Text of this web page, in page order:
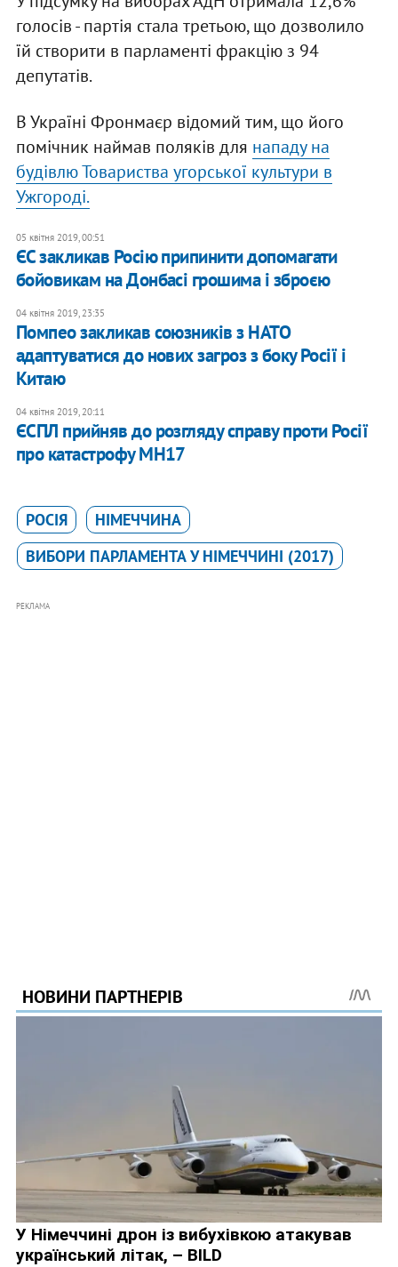
голосів - партія стала третьою, що дозволило
їй створити в парламенті фракцію з 94
депутатів.
В Україні Фронмаєр відомий тим, що його
помічник наймав поляків для нападу на
будівлю Товариства угорської культури в
Ужгороді.
05 квітня 2019, 00:51
ЄС закликав Росію припинити допомагати
бойовикам на Донбасі грошима і зброєю
04 квітня 2019, 23:35
Помпео закликав союзників з НАТО
адаптуватися до нових загроз з боку Росії і
Китаю
04 квітня 2019, 20:11
ЄСПЛ прийняв до розгляду справу проти Росії
про катастрофу МН17
РОСІЯ
НІМЕЧЧИНА
ВИБОРИ ПАРЛАМЕНТА У НІМЕЧЧИНІ (2017)
РЕКЛАМА